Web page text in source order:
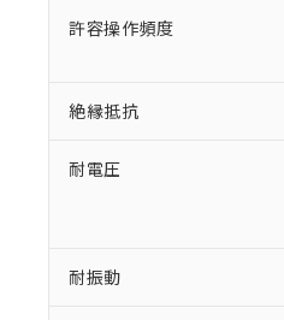
許容操作頻度
絶縁抵抗
耐電圧
耐振動